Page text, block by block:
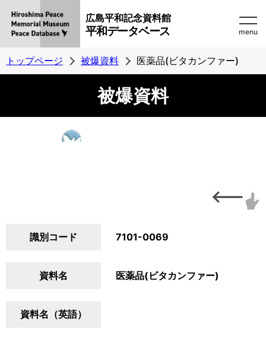
広島平和記念資料館
平和データベース menu
トップページ 被爆資料 医薬品(ビタカンファー)
被爆資料
識別コード 7101-0069
資料名 医薬品(ビタカンファー)
資料名（英語）